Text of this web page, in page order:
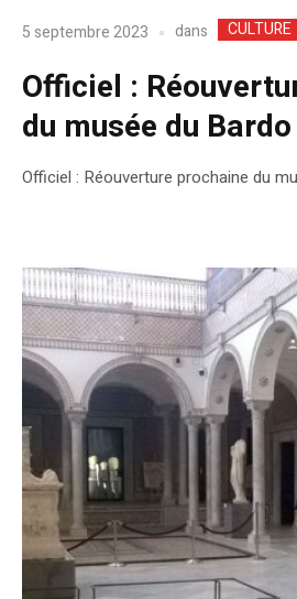
5 septembre 2023 dans CULTURE
Officiel :
du musée du Bardo
Officiel : Réouverture prochaine du